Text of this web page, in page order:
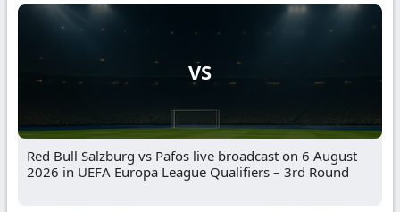
VS
Red Bull Salzburg vs Pafos live broadcast on 6 August
2026 in UEFA Europa League Qualifiers – 3rd Round